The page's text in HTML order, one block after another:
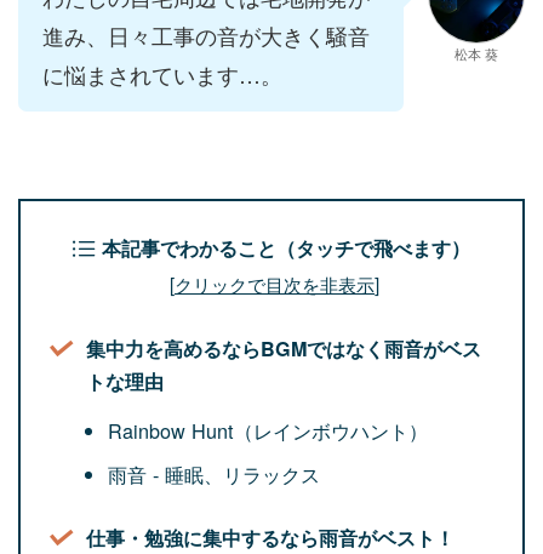
進み、日々工事の音が大きく騒音
に悩まされています…。
松本 葵
本記事でわかること（タッチで飛べます）
[クリックで目次を非表示]
集中力を高めるならBGMではなく雨音がベス
トな理由
Rainbow Hunt（レインボウハント）
雨音 - 睡眠、リラックス
仕事・勉強に集中するなら雨音がベスト！